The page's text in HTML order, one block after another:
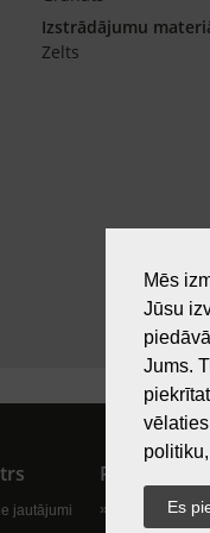
Izstrādājumu
Zelts
jautājumi
Pircējam
Preču
Mēs
Jūsu
Jums.
politiku,